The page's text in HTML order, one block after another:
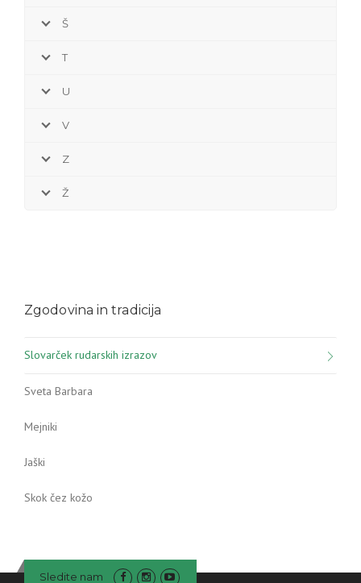
Š
T
U
V
Z
Ž
Zgodovina in tradicija
Slovarček rudarskih izrazov
Sveta Barbara
Mejniki
Jaški
Skok čez kožo
Sledite nam